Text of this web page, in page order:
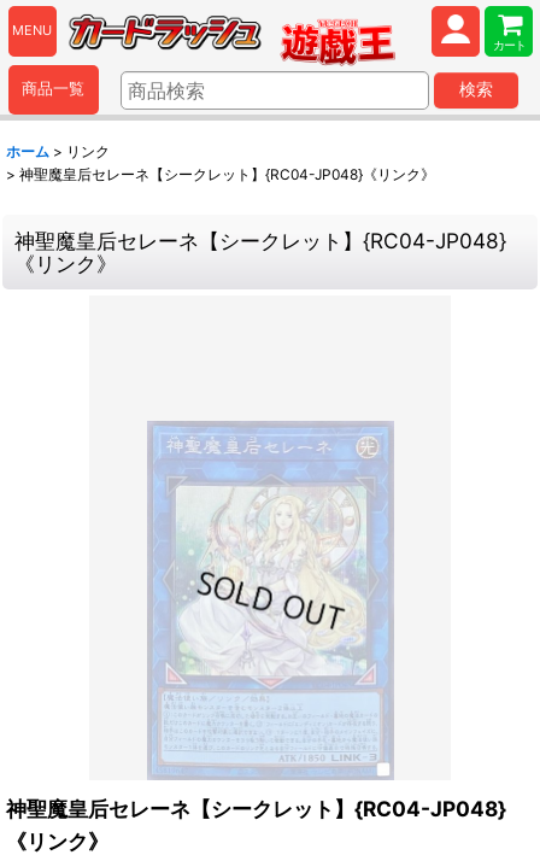
MENU
カート
商品一覧 検索
ホーム > リンク
> 神聖魔皇后セレーネ【シークレット】{RC04-JP048}《リンク》
神聖魔皇后セレーネ【シークレット】{RC04-JP048}
《リンク》
神聖魔皇后セレーネ【シークレット】{RC04-JP048}
《リンク》